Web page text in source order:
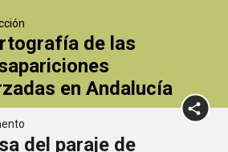
de las
en Andalucía
del paraje de